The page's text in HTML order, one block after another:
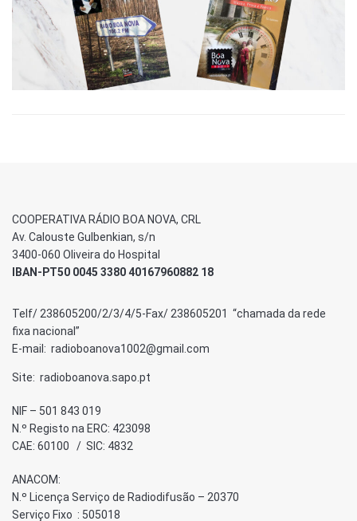
COOPERATIVA RÁDIO BOA NOVA, CRL
Av. Calouste Gulbenkian, s/n
3400-060 Oliveira do Hospital
IBAN-PT50 0045 3380 40167960882 18
Telf/ 238605200/2/3/4/5-Fax/ 238605201 “chamada da rede
fixa nacional”
E-mail: radioboanova1002@gmail.com
Site: radioboanova.sapo.pt
NIF – 501 843 019
N.º Registo na ERC: 423098
CAE: 60100 / SIC: 4832
ANACOM:
N.º Licença Serviço de Radiodifusão – 20370
Serviço Fixo : 505018